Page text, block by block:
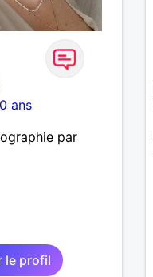
ans
par
le profil